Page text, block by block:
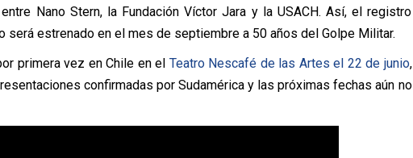
Nano Stern, la Fundación Víctor Jara y la USACH. Así, el registro
será estrenado en el mes de septiembre a 50 años del Golpe Militar.
primera vez en Chile en el Teatro Nescafé de las Artes el 22 de junio,
confirmadas por Sudamérica y las próximas fechas aún no